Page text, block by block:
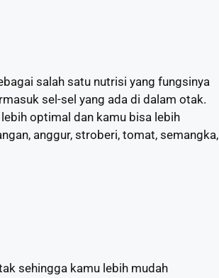
salah satu nutrisi yang fungsinya
sel-sel yang ada di dalam otak.
optimal dan kamu bisa lebih
anggur, stroberi, tomat, semangka,
sehingga kamu lebih mudah